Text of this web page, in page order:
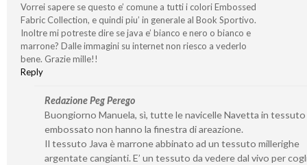
Vorrei sapere se questo e’ comune a tutti i colori Embossed
Fabric Collection, e quindi piu’ in generale al Book Sportivo.
Inoltre mi potreste dire se java e’ bianco e nero o bianco e
marrone? Dalle immagini su internet non riesco a vederlo
bene. Grazie mille!!
Reply
Redazione Peg Perego
Buongiorno Manuela, sì, tutte le navicelle Navetta in tessuto
embossato non hanno la finestra di areazione.
Il tessuto Java è marrone abbinato ad un tessuto millerighe
argentate cangianti. E’ un tessuto da vedere dal vivo per